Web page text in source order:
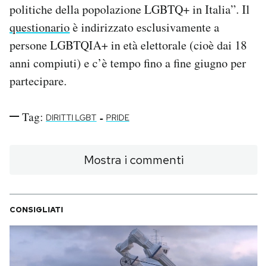
politiche della popolazione LGBTQ+ in Italia”. Il
questionarioè indirizzato esclusivamente a
persone LGBTQIA+ in età elettorale (cioè dai 18
anni compiuti) e c’è tempo fino a fine giugno per
partecipare.
Tag: DIRITTI LGBT - PRIDE
Mostra i commenti
CONSIGLIATI